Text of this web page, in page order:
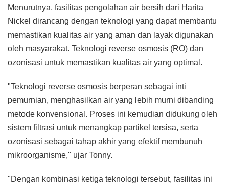
Menurutnya, fasilitas pengolahan air bersih dari Harita
Nickel dirancang dengan teknologi yang dapat membantu
memastikan kualitas air yang aman dan layak digunakan
oleh masyarakat. Teknologi reverse osmosis (RO) dan
ozonisasi untuk memastikan kualitas air yang optimal.
"Teknologi reverse osmosis berperan sebagai inti
pemurnian, menghasilkan air yang lebih murni dibanding
metode konvensional. Proses ini kemudian didukung oleh
sistem filtrasi untuk menangkap partikel tersisa, serta
ozonisasi sebagai tahap akhir yang efektif membunuh
mikroorganisme," ujar Tonny.
"Dengan kombinasi ketiga teknologi tersebut, fasilitas ini